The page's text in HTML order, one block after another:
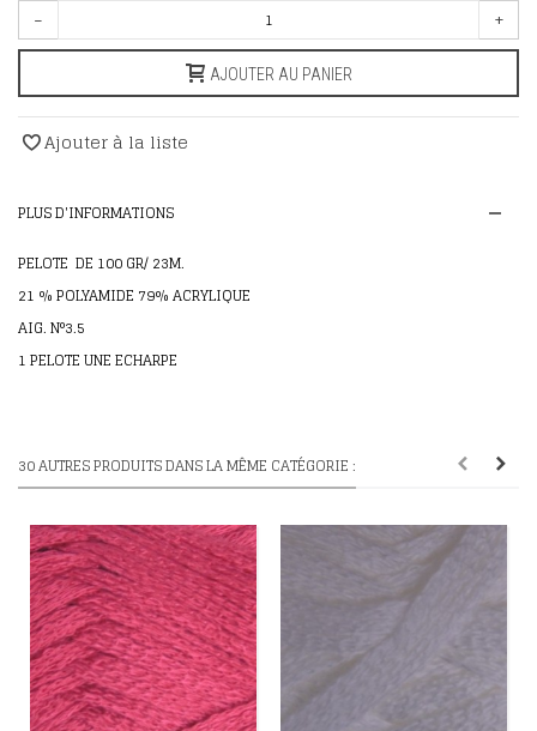
- +
AJOUTER AU PANIER
Ajouter à la liste
PLUS D'INFORMATIONS
PELOTE DE 100 GR/ 23M.
21 % POLYAMIDE 79% ACRYLIQUE
AIG. N°3.5
1 PELOTE UNE ECHARPE
30 AUTRES PRODUITS DANS LA MÊME CATÉGORIE :